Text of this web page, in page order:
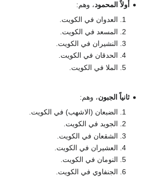
أولاً المحمود، وهم:
العدوان في الكويت.
المسعد في الكويت.
النشيران في الكويت.
الحدقان في الكويت.
الملا في الكويت.
ثانياً الجبون، وهم:
الضبعان (الاشهب) في الكويت.
الجويد في الكويت.
الشقعان في الكويت.
العشيران في الكويت.
النومان في الكويت.
الجنفاوي في الكويت.